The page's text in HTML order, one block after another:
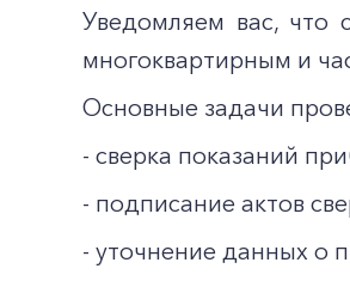
Уведомляем вас, что
многоквартирным и
Основные задачи
- сверка показаний
- подписание актов
- уточнение данных о